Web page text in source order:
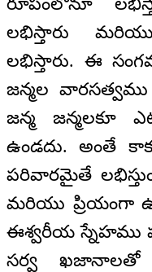
లభిస్తారు
లభిస్తారు. ఈ
జన్మల
జన్మ జన్మలకూ
ఉండదు. అంతే
పరివారమైతే
మరియు ప్రియంగా
ఈశ్వరీయ స్నేహము
సర్వ ఖజానాలతో